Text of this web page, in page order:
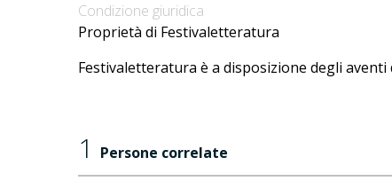
Condizione giuridica
Proprietà di Festivaletteratura
Festivaletteratura è a disposizione degli
1 Persone correlate